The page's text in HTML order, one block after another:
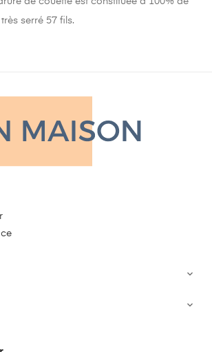
serré 57 fils.

